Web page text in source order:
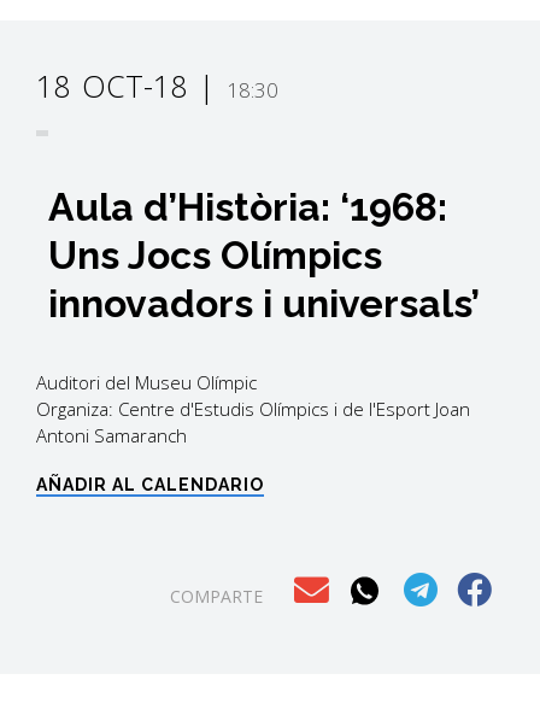
18 OCT-18 18:30
Aula d’Història: ‘1968:
Uns Jocs Olímpics
innovadors i universals’
Auditori del Museu Olímpic
Organiza: Centre d'Estudis Olímpics i de l'Esport Joan
Antoni Samaranch
AÑADIR AL CALENDARIO
COMPARTE